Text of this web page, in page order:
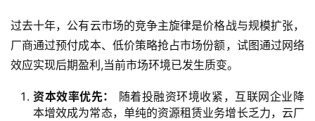
过去十年，公有云市场的竞争主旋律是价格战与规模扩张，
厂商通过预付成本、低价策略抢占市场份额，试图通过网络
效应实现后期盈利,当前市场环境已发生质变。
资本效率优先：
随着投融资环境收紧，互联网企业降
本增效成为常态，单纯的资源租赁业务增长乏力，云厂